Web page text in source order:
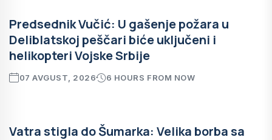
Predsednik Vučić: U gašenje požara u
Deliblatskoj peščari biće uključeni i
helikopteri Vojske Srbije
07 AVGUST, 2026 6 HOURS FROM NOW
Vatra stigla do Šumarka: Velika borba sa